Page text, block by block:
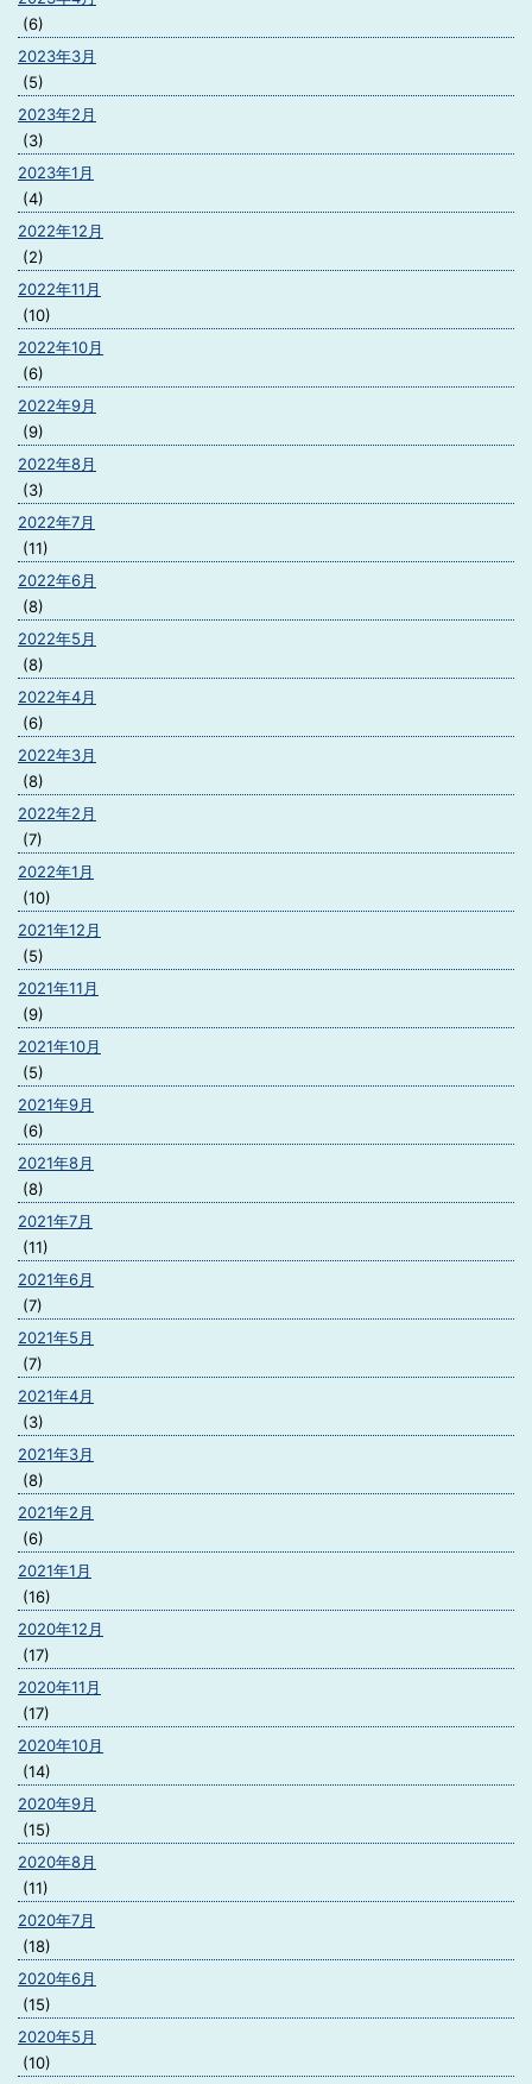
(6)
2023年3月
(5)
2023年2月
(3)
2023年1月
(4)
2022年12月
(2)
2022年11月
(10)
2022年10月
(6)
2022年9月
(9)
2022年8月
(3)
2022年7月
(11)
2022年6月
(8)
2022年5月
(8)
2022年4月
(6)
2022年3月
(8)
2022年2月
(7)
2022年1月
(10)
2021年12月
(5)
2021年11月
(9)
2021年10月
(5)
2021年9月
(6)
2021年8月
(8)
2021年7月
(11)
2021年6月
(7)
2021年5月
(7)
2021年4月
(3)
2021年3月
(8)
2021年2月
(6)
2021年1月
(16)
2020年12月
(17)
2020年11月
(17)
2020年10月
(14)
2020年9月
(15)
2020年8月
(11)
2020年7月
(18)
2020年6月
(15)
2020年5月
(10)